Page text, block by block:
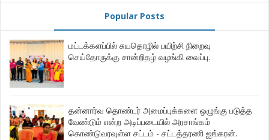
Popular Posts
மட்டக்களப்பில் சுயதொழில் பயிற்சி நிறைவு
செய்தோருக்கு சான்றிதழ் வழங்கி வைப்பு.
தன்னார்வ தொண்டர் அமைப்புக்களை ஒழுங்கு படுத்த
வேண்டும் என்ற அடிப்படையில் அரசாங்கம்
கொண்டுவரவுள்ள சட்டம் - சட்டத்தரணி ஐங்கரன்.